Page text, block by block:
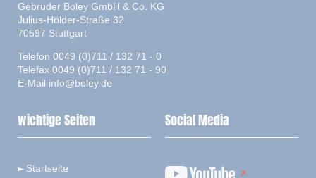
Gebrüder Boley GmbH & Co. KG
Julius-Hölder-Straße 32
70597 Stuttgart
Telefon 0049 (0)711 / 132 71 - 0
Telefax 0049 (0)711 / 132 71 - 90
E-Mail info@boley.de
wichtige Seiten
Startseite
Social Media